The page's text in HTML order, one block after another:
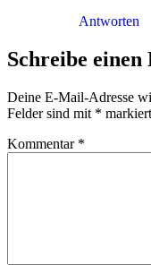
Antworten
Schreibe
Deine E-Mail-Adresse
Felder sind mit * markiert
Kommentar *